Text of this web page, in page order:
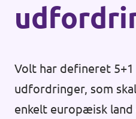
Volt har defineret
udfordringer, som
enkelt europæisk land